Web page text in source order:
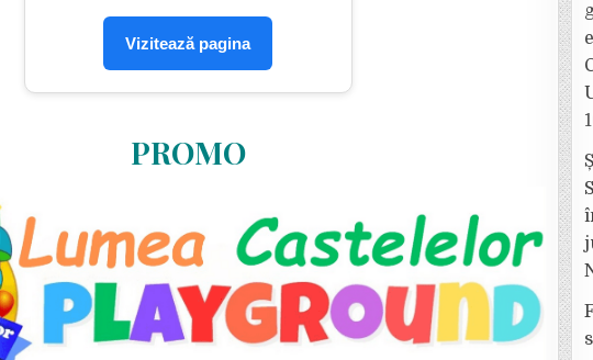
Vizitează pagina
PROMO